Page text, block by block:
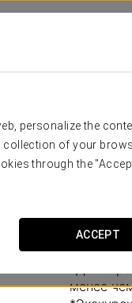
personalize the
collection of your
through the
ACCEPT
Летний
Зимний
*Для
менее